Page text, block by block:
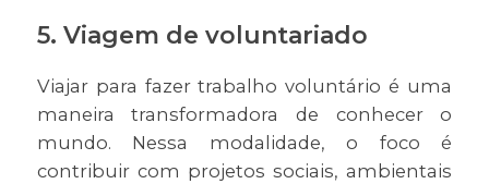
5. Viagem de voluntariado
Viajar para fazer trabalho voluntário é uma
maneira transformadora de conhecer o
mundo. Nessa modalidade, o foco é
contribuir com projetos sociais, ambientais